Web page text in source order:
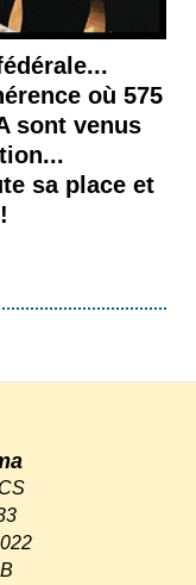
où 575
sont venus
sa place et